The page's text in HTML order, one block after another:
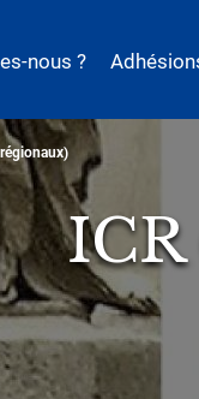
nous ?